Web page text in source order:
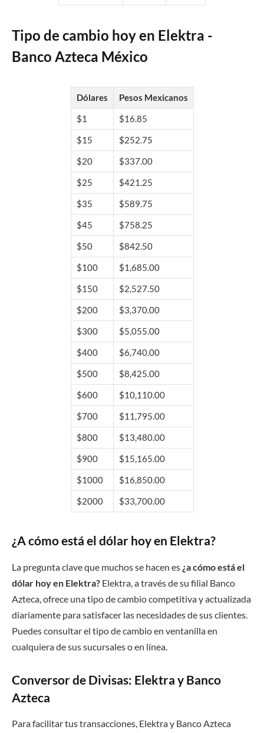
Tipo de cambio hoy en Elektra -
Banco Azteca México
Dólares
Pesos Mexicanos
$1
$16.85
$15
$252.75
$20
$337.00
$25
$421.25
$35
$589.75
$45
$758.25
$50
$842.50
$100
$1,685.00
$150
$2,527.50
$200
$3,370.00
$300
$5,055.00
$400
$6,740.00
$500
$8,425.00
$600
$10,110.00
$700
$11,795.00
$800
$13,480.00
$900
$15,165.00
$1000
$16,850.00
$2000
$33,700.00
¿A cómo está el dólar hoy en Elektra?
La pregunta clave que muchos se hacen es ¿a cómo está el
dólar hoy en Elektra? Elektra, a través de su filial Banco
Azteca, ofrece una tipo de cambio competitiva y actualizada
diariamente para satisfacer las necesidades de sus clientes.
Puedes consultar el tipo de cambio en ventanilla en
cualquiera de sus sucursales o en línea.
Conversor de Divisas: Elektra y Banco
Azteca
Para facilitar tus transacciones, Elektra y Banco Azteca